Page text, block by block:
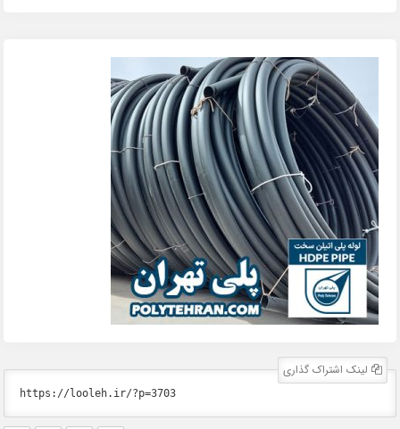
لینک اشتراک گذاری